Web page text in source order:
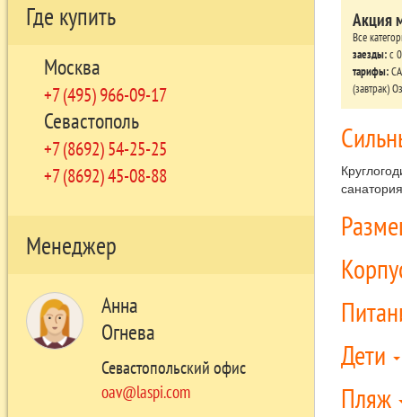
Где купить
Москва
+7 (495) 966-09-17
Севастополь
+7 (8692) 54-25-25
+7 (8692) 45-08-88
Менеджер
Анна
Огнева
Севастопольский офис
oav@laspi.com
Акция
Все
заезды:c
тарифы:
(завтрак)
Дети
Пляж